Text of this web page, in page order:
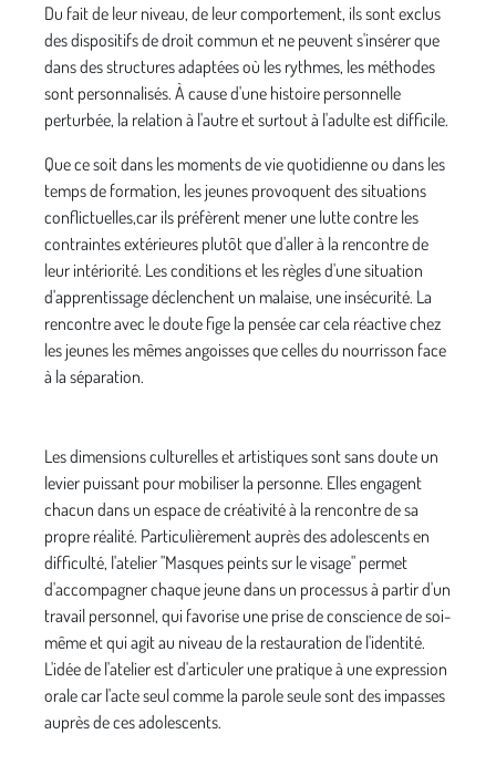
Du fait de leur niveau, de leur comportement, ils sont exclus
des disposi­tifs de droit commun et ne peuvent s'insérer que
dans des structures adaptées où les rythmes, les méthodes
sont personnalisés. À cause d'une histoire personnelle
pertur­bée, la relation à l'autre et surtout à l'adulte est difficile.
Que ce soit dans les moments de vie quotidienne ou dans les
temps de formation, les jeunes provoquent des situa­tions
conflictuelles,car ils préfèrent mener une lutte contre les
contraintes extérieures plutôt que d'aller à la rencontre de
leur intériorité. Les conditions et les règles d'une situa­tion
d'apprentissage déclenchent un malaise, une insécurité. La
rencontre avec le doute fige la pensée car cela réactive chez
les jeunes les mêmes angoisses que celles du nourrisson face
à la séparation.
Les dimensions culturelles et artistiques sont sans doute un
levier puissant pour mobiliser la personne. Elles enga­gent
chacun dans un espace de créativité à la rencontre de sa
propre réalité. Particulièrement auprès des adolescents en
difficulté, l'atelier "Masques peints sur le visage" per­met
d'accompagner chaque jeune dans un processus à partir d'un
travail personnel, qui favorise une prise de conscience de soi-
même et qui agit au niveau de la restau­ration de l'identité.
L'idée de l'atelier est d'articuler une pratique à une expression
orale car l'acte seul comme la parole seule sont des impasses
auprès de ces adolescents.